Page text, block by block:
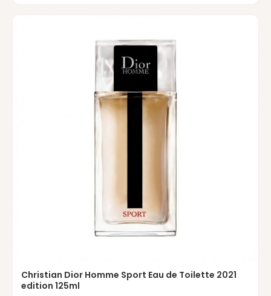
Christian Dior Homme Sport Eau de Toilette 2021
edition 125ml